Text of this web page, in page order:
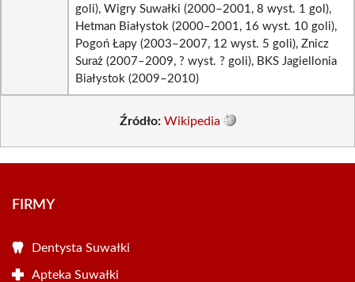
goli), Wigry Suwałki (2000–2001, 8 wyst. 1 gol),
Hetman Białystok (2000–2001, 16 wyst. 10 goli),
Pogoń Łapy (2003–2007, 12 wyst. 5 goli), Znicz
Suraż (2007–2009, ? wyst. ? goli), BKS Jagiellonia
Białystok (2009–2010)
Źródło: Wikipedia
FIRMY
Dentysta Suwałki
Apteka Suwałki